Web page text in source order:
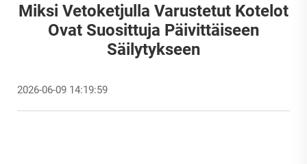
Miksi Vetoketjulla Varustetut Kotelot
Ovat Suosittuja Päivittäiseen
Säilytykseen
2026-06-09 14:19:59